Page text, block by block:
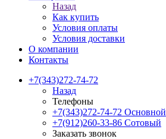
Назад
Как купить
Условия оплаты
Условия доставки
О компании
Контакты
+7(343)272-74-72
Назад
Телефоны
+7(343)272-74-72 Основной
+7(912)260-33-86 Сотовый
Заказать звонок